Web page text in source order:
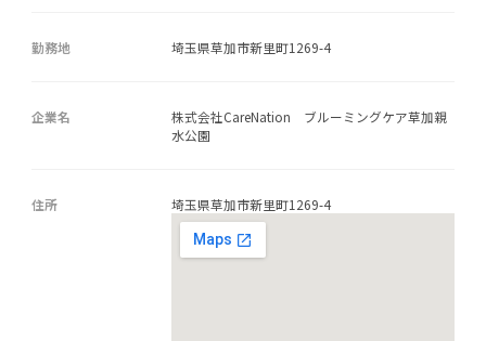
勤務地 埼玉県草加市新里町1269-4
企業名
株式会社CareNation ブルーミングケア草加親
水公園
住所 埼玉県草加市新里町1269-4